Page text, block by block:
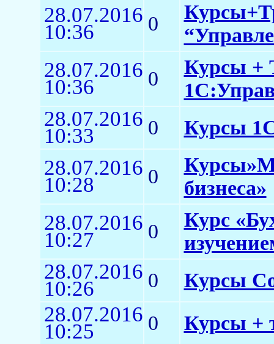
28.07.2016
10:36 0
28.07.2016
10:36 0
Курсы +
28.07.2016
10:33 0 Курсы
28.07.2016
10:28 0
бизнеса»
28.07.2016
10:27 0
Курс
28.07.2016
10:26 0 Курсы
28.07.2016
10:25 0 Курсы +